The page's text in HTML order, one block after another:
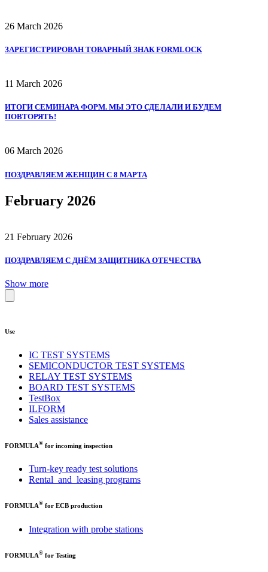
26 March 2026
ЗАРЕГИСТРИРОВАН ТОВАРНЫЙ ЗНАК FORMLOCK
11 March 2026
ИТОГИ СЕМИНАРА ФОРМ. МЫ ЭТО СДЕЛАЛИ И БУДЕМ
ПОВТОРЯТЬ!
06 March 2026
ПОЗДРАВЛЯЕМ ЖЕНЩИН С 8 МАРТА
February 2026
21 February 2026
ПОЗДРАВЛЯЕМ С ДНЁМ ЗАЩИТНИКА ОТЕЧЕСТВА
Show more
Use
IC TEST SYSTEMS
SEMICONDUCTOR TEST SYSTEMS
RELAY TEST SYSTEMS
BOARD TEST SYSTEMS
TestBox
ILFORM
Sales assistance
FORMULA® for incoming inspection
Turn-key ready test solutions
Rental and leasing programs
FORMULA® for ECB production
Integration with probe stations
FORMULA® for Testing